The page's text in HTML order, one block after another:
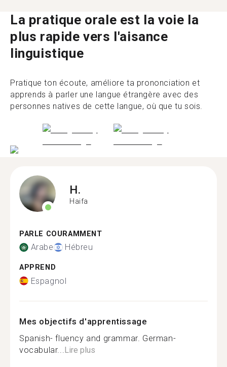
La pratique orale est la voie la
plus rapide vers l'aisance
linguistique
Pratique ton écoute, améliore ta prononciation et
apprends à parler une langue étrangère avec des
personnes natives de cette langue, où que tu sois.
H.
Haifa
PARLE COURAMMENT
Arabe Hébreu
APPREND
Espagnol
Mes objectifs d'apprentissage
Spanish- fluency and grammar. German-
vocabular... Lire plus